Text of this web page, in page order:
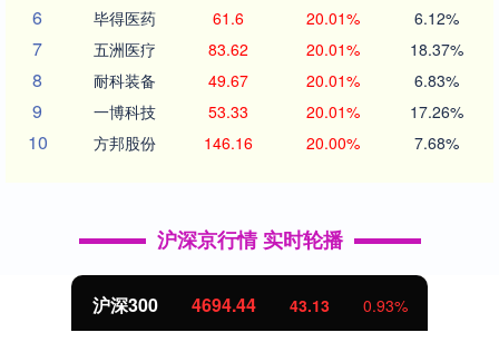
6 毕得医药 61.6 20.01% 6.12%
7 五洲医疗 83.62 20.01% 18.37%
8 耐科装备 49.67 20.01% 6.83%
9 一博科技 53.33 20.01% 17.26%
10 方邦股份 146.16 20.00% 7.68%
沪深京行情 实时轮播
沪深300 4694.44 43.13 0.93%